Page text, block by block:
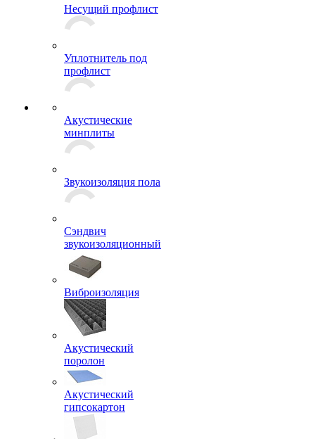
Забор из профлиста
Несущий профлист
профлист
минплиты
Звукоизоляция пола
Сэндвич
звукоизоляционный
Виброизоляция
Акустический
поролон